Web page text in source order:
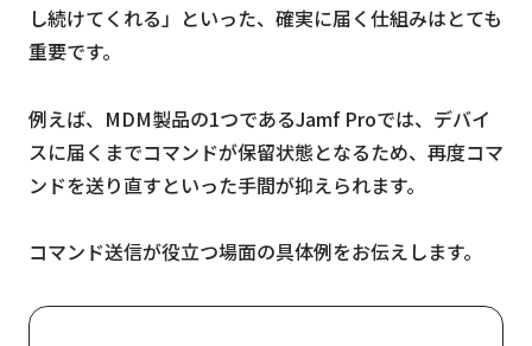
し続けてくれる」といった、確実に届く仕組みはとても
重要です。
例えば、MDM製品の1つであるJamf Proでは、デバイ
スに届くまでコマンドが保留状態となるため、再度コマ
ンドを送り直すといった手間が抑えられます。
コマンド送信が役立つ場面の具体例をお伝えします。